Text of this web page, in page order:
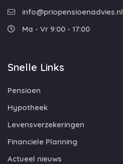
info@priopensioenadvies.nl
Ma - Vr 9:00 - 17:00
Snelle Links
Pensioen
Hypotheek
Levensverzekeringen
Financiele Planning
Actueel nieuws